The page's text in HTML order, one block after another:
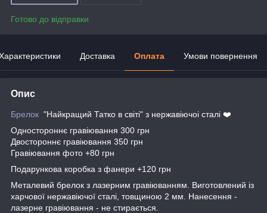
Готово до відправки
Доставка Оплата Умови повернення
Опис
Брелок "Найкращий Татко в світі" з нержавіючоі сталі ❤️
Одностороннє гравіювання 300 грн
Двостороннє гравіювання 350 грн
Гравіювання фото +80 грн
Подарункова коробка з фанери +120 грн
Металевий брелок з лазерним гравіюванням. Виготовлений із
харчової нержавіючої сталі, товщиною 2 мм. Нанесення -
лазерне гравіювання - не стирається.